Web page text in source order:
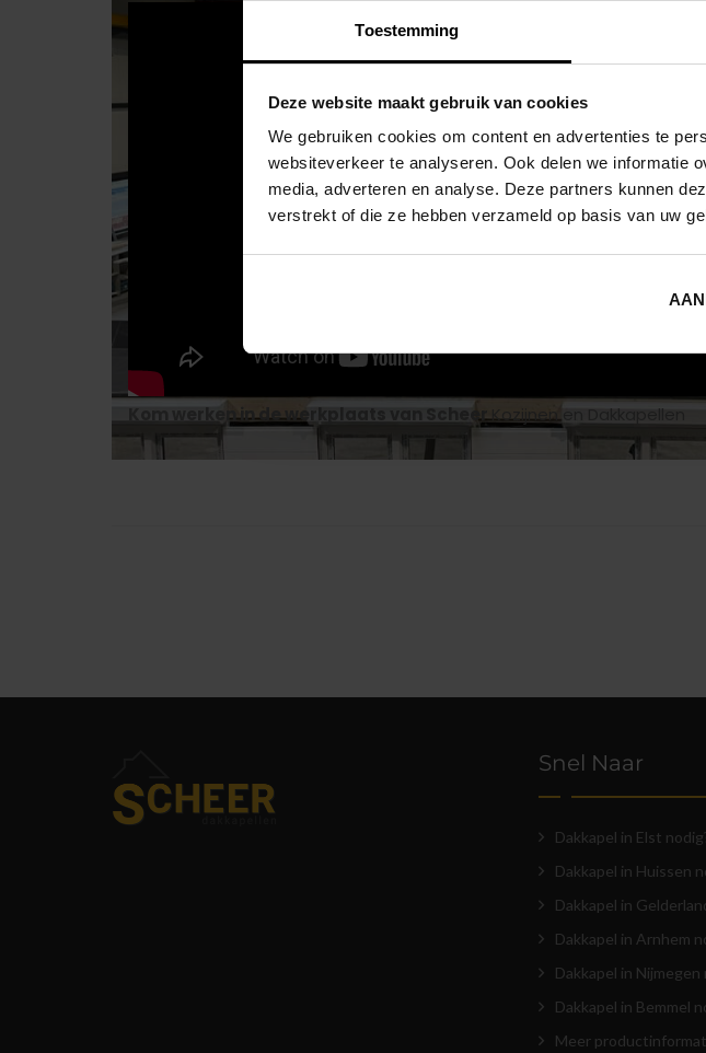
Toestemming
Deze website maakt gebruik van cookies
We gebruiken cookies om content en advertenties te
websiteverkeer te analyseren. Ook delen we informatie
media, adverteren en analyse. Deze partners kunnen
verstrekt of die ze hebben verzameld op basis van uw
Kom werken in de werkplaats van ScheerKozijnen en Dakkapellen
Snel Naar
Dakkapel in Elst
Dakkapel in Huissen
Dakkapel in
Dakkapel in Arnhem
Dakkapel in Nijmegen
Dakkapel in Bemmel
Meer